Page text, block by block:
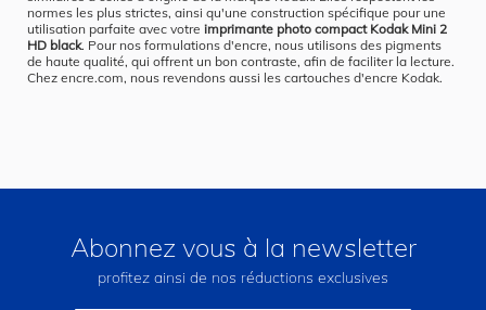
normes les plus strictes, ainsi qu'une construction spécifique pour une
utilisation parfaite avec votre imprimante photo compact Kodak Mini 2
HD black. Pour nos formulations d'encre, nous utilisons des pigments
de haute qualité, qui offrent un bon contraste, afin de faciliter la lecture.
Chez encre.com, nous revendons aussi les cartouches d'encre Kodak.
Abonnez vous à la newsletter
profitez ainsi de nos réductions exclusives